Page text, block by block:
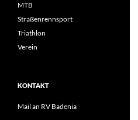
MTB
Straßenrennsport
Triathlon
Verein
KONTAKT
Mail an RV Badenia